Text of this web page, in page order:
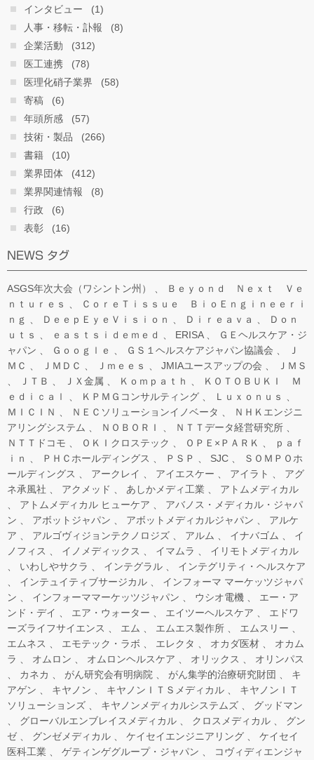
インタビュー
(1)
人事・移転・訃報
(8)
企業活動
(312)
医工連携
(78)
医理化硝子業界
(58)
寄稿
(6)
年頭所感
(57)
技術・製品
(266)
書籍
(10)
業界団体
(412)
業界関連情報
(8)
行政
(6)
表彰
(16)
NEWS タグ
ASGS年次大会（ワシントン州）
Ｂｅｙｏｎｄ Ｎｅｘｔ Ｖｅ
ｎｔｕｒｅｓ
ＣｏｒｅＴｉｓｓｕｅ ＢｉｏＥｎｇｉｎｅｅｒｉ
ｎｇ
ＤｅｅｐＥｙｅＶｉｓｉｏｎ Ｄｉｒｅａｖａ
Ｄｏｎ
ｕｔｓ
ｅａｓｔｓｉｄｅｍｅｄ ERISA
ＧＥヘルスケア・ジ
ャパン
Ｇｏｏｇｌｅ ＧＳ１ヘルスケアジャパン協議会
Ｊ
ＭＣ
ＪＭＤＣ Ｊｍｅｅｓ JMIAユースアップの会
ＪＭＳ
ＪＴＢ
ＪＸ金属 Ｋｏｍｐａｔｈ
ＫＯＴＯＢＵＫＩ Ｍ
ｅｄｉｃａｌ
ＫＰＭＧコンサルティング
Ｌｕｘｏｎｕｓ
ＭＩＣＩＮ
ＮＥＣソリューションイノベータ
ＮＨＫエンジニ
アリングシステム
ＮＯＢＯＲＩ
ＮＴＴデータ経営研究所
ＮＴＴドコモ
ＯＫＩクロステック ＯＰＥ×ＰＡＲＫ
ｐａｆ
ｉｎ
ＰＨＣホールディングス ＰＳＰ SJC
ＳＯＭＰＯホ
ールディングス
アークレイ アイエスケー アイラト
アグ
ネ承風社
アクメッド あしかメディ工業
アトムメディカル
アトムメディカル ヒューケア
アバノス・メディカル・ジャパ
ン
アボットジャパン アボットメディカルジャパン
アルケ
ア
アルゴヴィジョンテクノロジズ アルム イナバゴム
イ
ノフィス
イノメディックス イマムラ
イリモトメディカル
いわしやサクラ
インテグラル
インテグリティ・ヘルスケア
インテュイティブサージカル
インフォーマ マーケッツジャパ
ン
インフォーママーケッツジャパン ウシオ電機
エー・ア
ンド・デイ
エア・ウォーター エイツーヘルスケア
エドワ
ーズライフサイエンス
エム エムエス製作所
エムスリー
エムネス
エモテック・ラボ エレクタ オカダ医材
オカム
ラ
オムロン オムロンヘルスケア オリックス
オリンパス
カネカ
がん研究会有明病院 がん集学的治療研究財団
キ
アゲン
キヤノン キヤノンＩＴＳメディカル
キヤノンＩＴ
ソリューションズ
キヤノンメディカルシステムズ
グッドマン
グローバルエンブレイスメディカル
クロスメディカル
グン
ゼ
グンゼメディカル ケイセイエンジニアリング
ケイセイ
医科工業
ゲティンゲグループ・ジャパン
コヴィディエンジャ